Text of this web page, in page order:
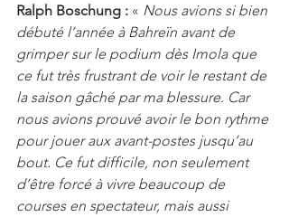
Ralph Boschung : « Nous avions si bien
débuté l’année à Bahreïn avant de
grimper sur le podium dès Imola que
ce fut très frustrant de voir le restant de
la saison gâché par ma blessure. Car
nous avions prouvé avoir le bon rythme
pour jouer aux avant-postes jusqu’au
bout. Ce fut difficile, non seulement
d’être forcé à vivre beaucoup de
courses en spectateur, mais aussi